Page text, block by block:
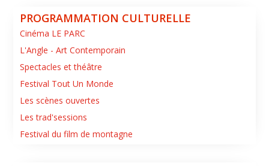
PROGRAMMATION CULTURELLE
Cinéma LE PARC
L'Angle - Art Contemporain
Spectacles et théâtre
Festival Tout Un Monde
Les scènes ouvertes
Les trad'sessions
Festival du film de montagne